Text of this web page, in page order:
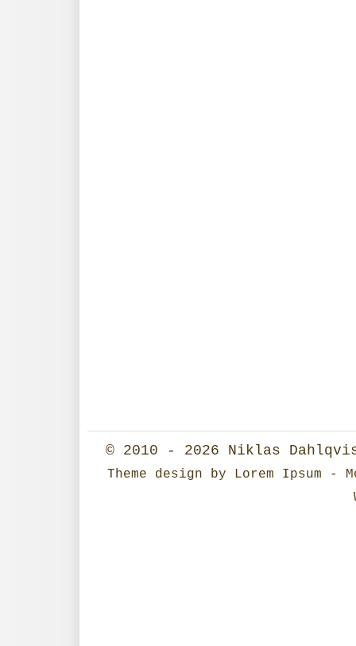
© 2010 - 2026 Niklas
Theme design by Lorem Ipsum -